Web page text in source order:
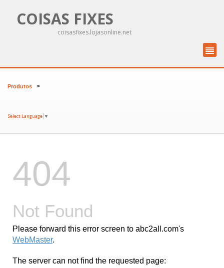
COISAS FIXES
coisasfixes.lojasonline.net
Produtos >
Select Language ▼